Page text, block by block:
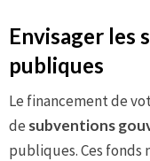
Envisager les
publiques
Le financement de
de subventions
publiques. Ces fonds